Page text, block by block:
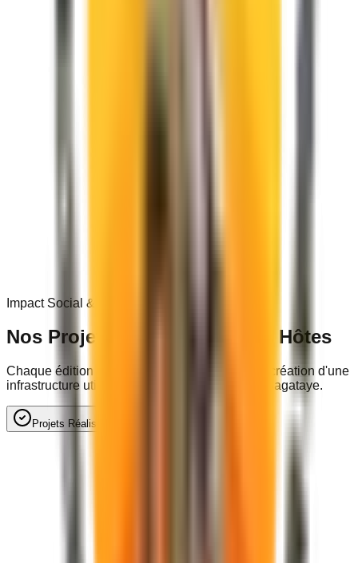
Impact Social & Communautaire
Nos Projets dans les Villages Hôtes
Chaque édition du festival finance en retour la création d'une
infrastructure utile aux populations locales du Bagataye.
Projets Réalisés